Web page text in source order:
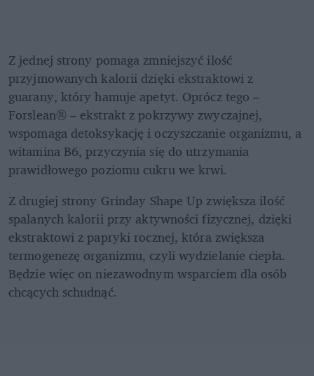
Z jednej strony pomaga zmniejszyć ilość
przyjmowanych kalorii dzięki ekstraktowi z
guarany, który hamuje apetyt. Oprócz tego –
Forslean® – ekstrakt z pokrzywy zwyczajnej,
wspomaga detoksykację i oczyszczanie organizmu, a
witamina B6, przyczynia się do utrzymania
prawidłowego poziomu cukru we krwi.
Z drugiej strony Grinday Shape Up zwiększa ilość
spalanych kalorii przy aktywności fizycznej, dzięki
ekstraktowi z papryki rocznej, która zwiększa
termogenezę organizmu, czyli wydzielanie ciepła.
Będzie więc on niezawodnym wsparciem dla osób
chcących schudnąć.